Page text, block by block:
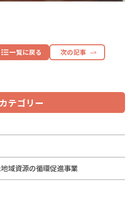
一覧に戻る 次の記事
カテゴリー
域資源の循環促進事業